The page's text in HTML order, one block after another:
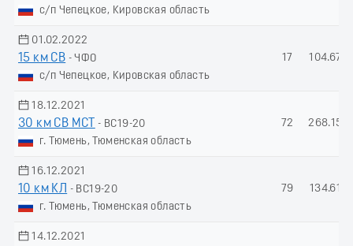
с/п Чепецкое, Кировская область
01.02.2022
15 км СВ - ЧФО
с/п Чепецкое, Кировская область
17 104.67
18.12.2021
30 км СВ МСТ
- ВС19-20
г. Тюмень, Тюменская область
72 268.15
16.12.2021
10 км КЛ
- ВС19-20
г. Тюмень, Тюменская область
79 134.61
14.12.2021